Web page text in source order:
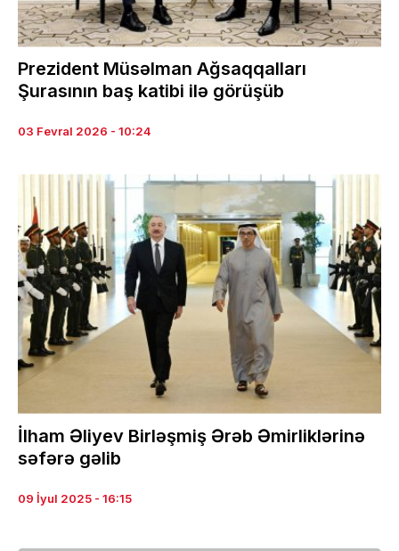
Prezident Müsəlman Ağsaqqalları
Şurasının baş katibi ilə görüşüb
03 Fevral 2026 - 10:24
İlham Əliyev Birləşmiş Ərəb Əmirliklərinə
səfərə gəlib
09 İyul 2025 - 16:15